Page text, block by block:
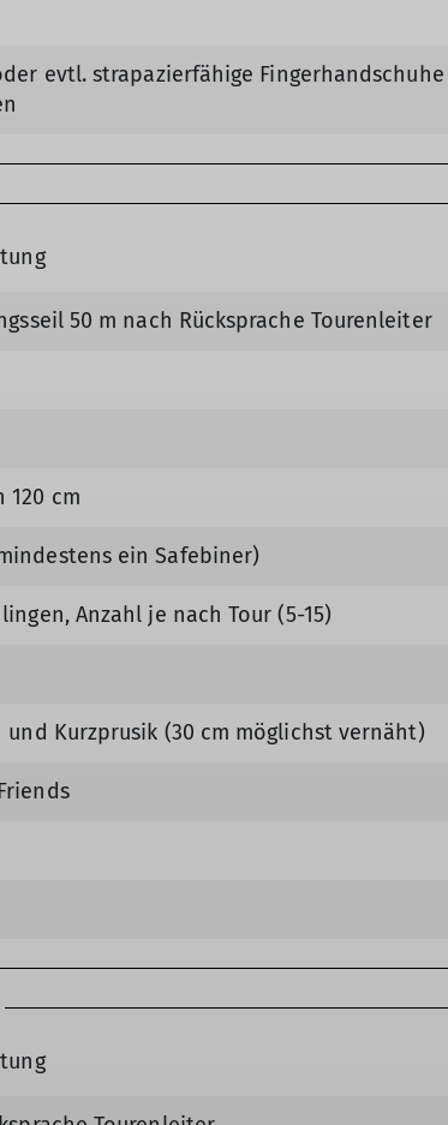
evtl. strapazierfähige
50 m nach Rücksprache Tourenleiter
120 cm
ein Safebiner)
Anzahl je nach Tour (5-15)
Kurzprusik (30 cm möglichst vernäht)